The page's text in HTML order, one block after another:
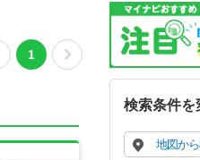
1
検索条件を
地図か